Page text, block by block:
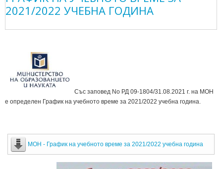
2021/2022 УЧЕБНА ГОДИНА
Със заповед No РД 09-1804/31.08.2021 г. на МОН
е определен График на учебното време за 2021/2022 учебна година.
МОН - График на учебното време за 2021/2022 учебна година